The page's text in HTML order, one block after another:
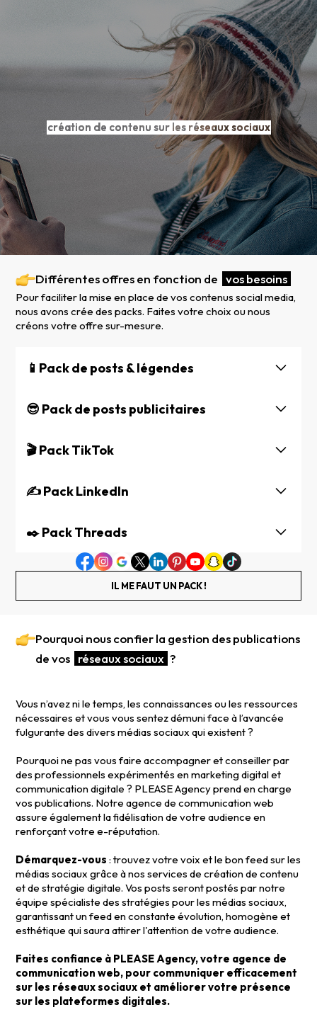
création de contenu sur les réseaux sociaux
Différentes offres en fonction de vos besoins
Pour faciliter la mise en place de vos contenus social media,
nous avons crée des packs. Faites votre choix ou nous
créons votre offre sur-mesure.
📱Pack de posts & légendes
😎 Pack de posts publicitaires
🎬 Pack TikTok
✍️ Pack LinkedIn
✒️ Pack Threads
IL ME FAUT UN PACK !
Pourquoi nous confier la gestion des publications
de vos réseaux sociaux ?
Vous n’avez ni le temps, les connaissances ou les ressources
nécessaires et vous vous sentez démuni face à l’avancée
fulgurante des divers médias sociaux qui existent ?
Pourquoi ne pas vous faire accompagner et conseiller par
des professionnels expérimentés en marketing digital et
communication digitale ? PLEASE Agency prend en charge
vos publications. Notre agence de communication web
assure également la fidélisation de votre audience en
renforçant votre e-réputation.
Démarquez-vous : trouvez votre voix et le bon feed sur les
médias sociaux grâce à nos services de création de contenu
et de stratégie digitale. Vos posts seront postés par notre
équipe spécialiste des stratégies pour les médias sociaux,
garantissant un feed en constante évolution, homogène et
esthétique qui saura attirer l'attention de votre audience.
Faites confiance à PLEASE Agency, votre agence de
communication web, pour communiquer efficacement
sur les réseaux sociaux et améliorer votre présence
sur les plateformes digitales.